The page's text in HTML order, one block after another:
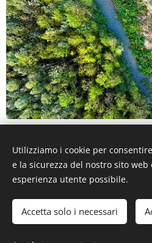
Cookies
Utilizziamo i cookie per
e la sicurezza del nostro sito
esperienza utente possibile.
Accetta solo i necessari